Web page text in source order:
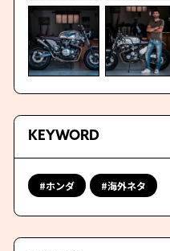
KEYWORD
ホンダ 海外ネタ